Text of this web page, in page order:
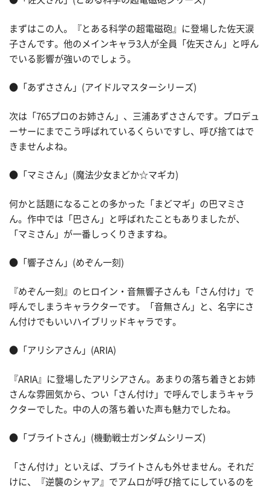
まずはこの人。『とある科学の超電磁砲』に登場した佐天涙
子さんです。他のメインキャラ3人が全員「佐天さん」と呼ん
でいる影響が強いのでしょう。
●「あずささん」(アイドルマスターシリーズ)
次は「765プロのお姉さん」、三浦あずささんです。プロデュ
ーサーにまでこう呼ばれているくらいですし、呼び捨てはで
きませんよね。
●「マミさん」(魔法少女まどか☆マギカ)
何かと話題になることの多かった「まどマギ」の巴マミさ
ん。作中では「巴さん」と呼ばれたこともありましたが、
「マミさん」が一番しっくりきますね。
●「響子さん」(めぞん一刻)
『めぞん一刻』のヒロイン・音無響子さんも「さん付け」で
呼んでしまうキャラクターです。「音無さん」と、名字にさ
ん付けでもいいハイブリッドキャラです。
●「アリシアさん」(ARIA)
『ARIA』に登場したアリシアさん。あまりの落ち着きとお姉
さんな雰囲気から、つい「さん付け」で呼んでしまうキャラ
クターでした。中の人の落ち着いた声も魅力でしたね。
●「ブライトさん」(機動戦士ガンダムシリーズ)
「さん付け」といえば、ブライトさんも外せません。それだ
けに、『逆襲のシャア』でアムロが呼び捨てにしているのを